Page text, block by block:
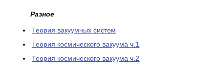
Разное
Теория вакуумных систем
Теория космического вакуума ч.1
Теория космического вакуума ч.2